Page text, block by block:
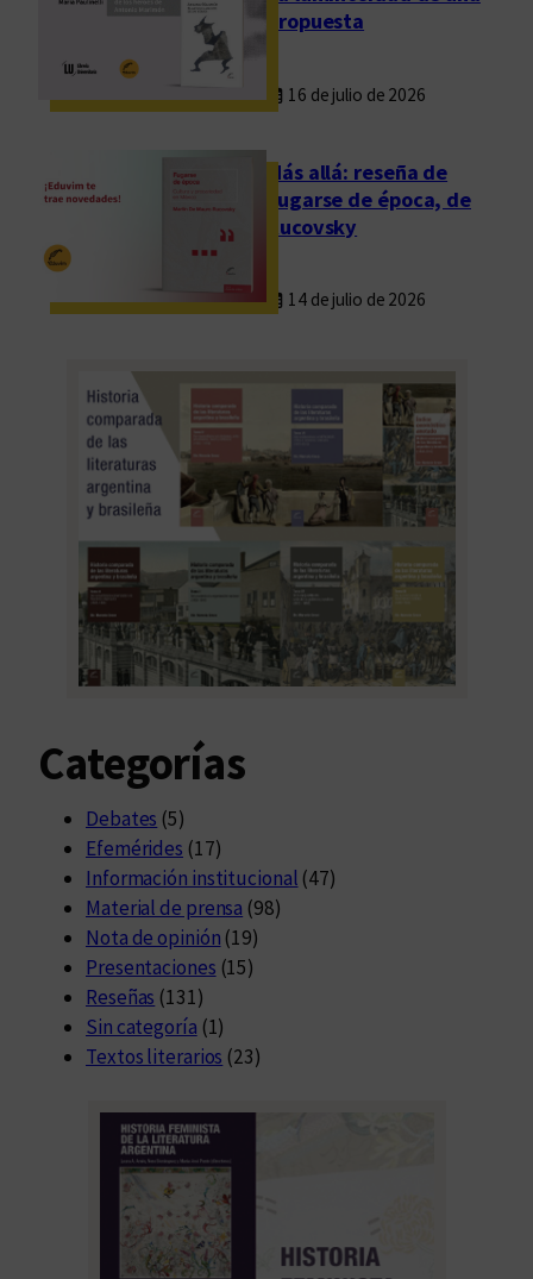
propuesta
16 de julio de 2026
Más allá: reseña de
Fugarse de época, de
Rucovsky
14 de julio de 2026
Categorías
Debates (5)
Efemérides (17)
Información institucional (47)
Material de prensa (98)
Nota de opinión (19)
Presentaciones (15)
Reseñas (131)
Sin categoría (1)
Textos literarios (23)